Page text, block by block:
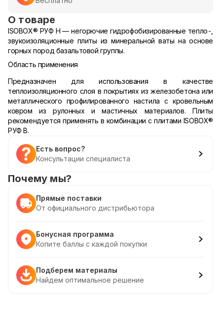
О товаре
ISOBOX® РУФ Н — негорючие гидрофобизированные тепло-,
звукоизоляционные плиты из минеральной ваты на основе
горных пород базальтовой группы.
Область применения
Предназначен для использования в качестве
теплоизоляционного слоя в покрытиях из железобетона или
металлического профилированного настила с кровельным
ковром из рулонных и мастичных материалов. Плиты
рекомендуется применять в комбинации с плитами ISOBOX®
РУФ В.
Есть вопрос?
Консультации специалиста
Почему мы?
Прямые поставки
От официального дистрибьютора
Бонусная программа
Копите баллы с каждой покупки
Подберем материалы
Найдем оптимальное решение